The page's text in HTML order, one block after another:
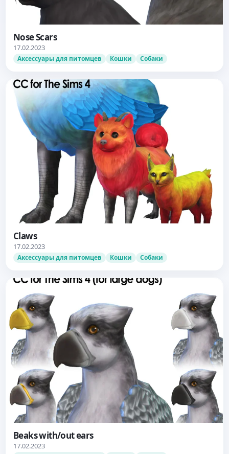
Nose Scars
17.02.2023
Аксессуары для питомцев Кошки Собаки
Claws
17.02.2023
Аксессуары для питомцев Кошки Собаки
Beaks with/out ears
17.02.2023